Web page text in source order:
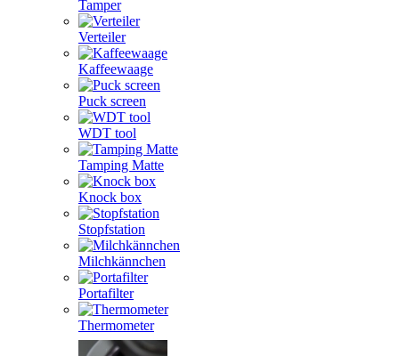
Tamper
Verteiler
Kaffeewaage
Puck screen
WDT tool
Tamping Matte
Knock box
Stopfstation
Milchkännchen
Portafilter
Thermometer